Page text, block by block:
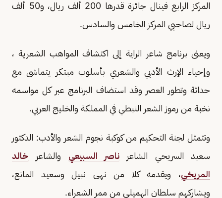
المركز الرابع فينال جائزة قدرها 200 ألف ريال، و50 ألف
ريال لصاحبي المركز الخامس والسادس.
ويعنى برنامج شاعر الراية إلى اكتشاف المواهب الشعرية ،
وإحياء الإرث الأدبي والشعري بأسلوب مبتكر يتماشى مع
حداثة وتطور العصر وقد استضاف البرنامج عبر كل مواسمه
نخبة من رموز الشعر النبطي في المملكة والخليج العربي.
وتتمثل لجنة التحكيم من كوكبة نجوم الشعر والأدب: الدكتور
سعيد السريحي الشاعر ناصر السبيعي والشاعر خالد
المريخي، ويقدمه كلا من نهى نبيل وسعيد المانع،
ويشاركهم سلطان الهميلي من ممر الشعراء.